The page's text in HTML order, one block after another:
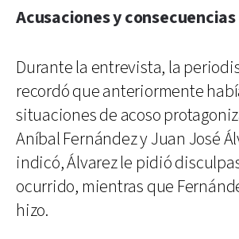
Acusaciones y
Durante la entrevista, la
recordó que anteriormente
situaciones de acoso
Aníbal Fernández y Juan José
indicó, Álvarez le pidió
ocurrido, mientras que
hizo.